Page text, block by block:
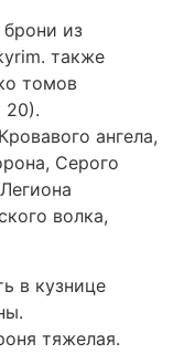
из
также
томов
20).
ангела,
Серого
волка,
в кузнице
тяжелая.